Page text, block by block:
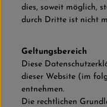
dies, soweit möglich,
durch Dritte ist nicht
Geltungsbereich
Diese
dieser Website (im
entnehmen.
Die rechtlichen